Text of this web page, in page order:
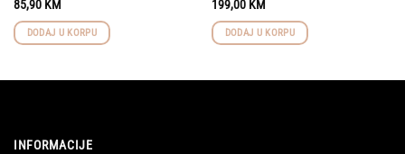
85,90 KM
DODAJ U KORPU
199,00 KM
DODAJ U KORPU
INFORMACIJE